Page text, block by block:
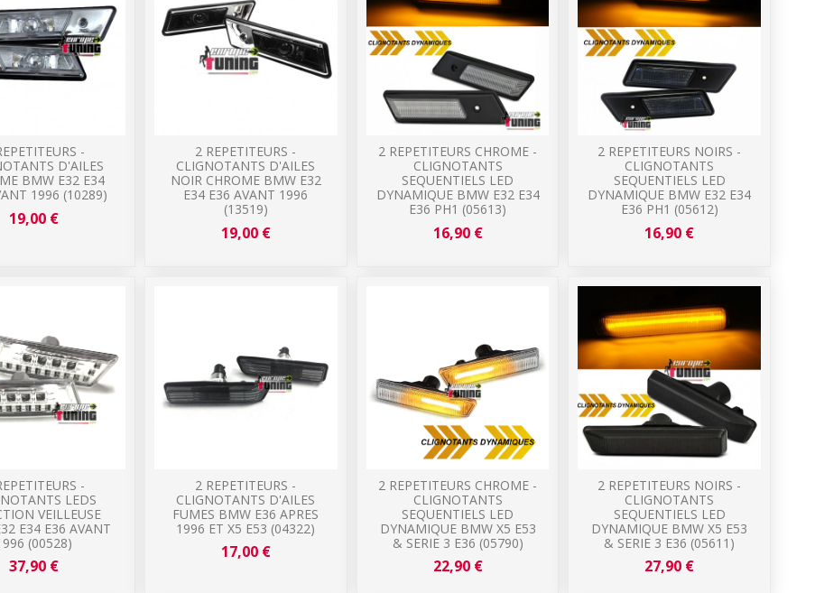
-
D'AILES
BMW E32 E34
1996 (10289)
19,00 €
2 REPETITEURS -
CLIGNOTANTS D'AILES
NOIR CHROME BMW E32
E34 E36 AVANT 1996
(13519)
19,00 €
2 REPETITEURS CHROME -
CLIGNOTANTS
SEQUENTIELS LED
DYNAMIQUE BMW E32 E34
E36 PH1 (05613)
16,90 €
2 REPETITEURS NOIRS -
CLIGNOTANTS
SEQUENTIELS LED
DYNAMIQUE BMW E32 E34
E36 PH1 (05612)
16,90 €
-
LEDS
VEILLEUSE
E34 E36 AVANT
(00528)
37,90 €
2 REPETITEURS -
CLIGNOTANTS D'AILES
FUMES BMW E36 APRES
1996 ET X5 E53 (04322)
17,00 €
2 REPETITEURS CHROME -
CLIGNOTANTS
SEQUENTIELS LED
DYNAMIQUE BMW X5 E53
& SERIE 3 E36 (05790)
22,90 €
2 REPETITEURS NOIRS -
CLIGNOTANTS
SEQUENTIELS LED
DYNAMIQUE BMW X5 E53
& SERIE 3 E36 (05611)
27,90 €